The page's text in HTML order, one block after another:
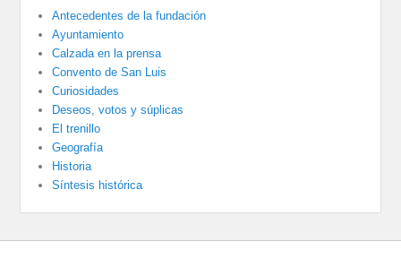
Antecedentes de la fundación
Ayuntamiento
Calzada en la prensa
Convento de San Luis
Curiosidades
Deseos, votos y súplicas
El trenillo
Geografía
Historia
Síntesis histórica